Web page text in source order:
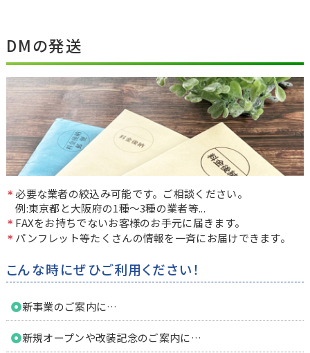
DMの発送
必要な業者の絞込み可能です。ご相談ください。
例:東京都と大阪府の1種〜3種の業者等...
FAXをお持ちでないお客様のお手元に届きます。
パンフレット等たくさんの情報を一斉にお届けできます。
こんな時にぜひご利用ください！
新事業のご案内に…
新規オープンや改装記念のご案内に…